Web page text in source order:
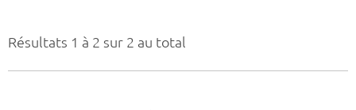
Résultats 1 à 2 sur 2 au total